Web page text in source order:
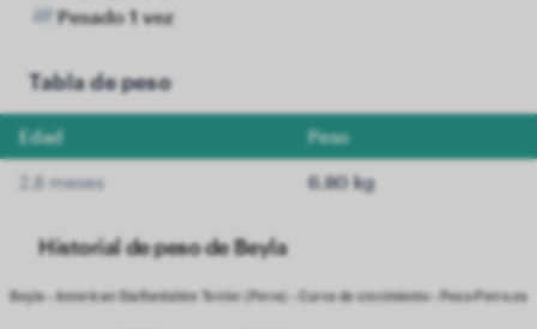
Pesado 1 vez
Tabla de peso
Edad Peso
2.8 meses 6.80 kg
Historial de peso de Beyla